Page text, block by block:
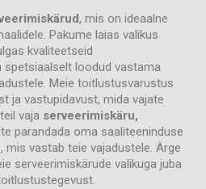
, mis on ideaalne
Pakume laias valikus
kvaliteetseid
spetsiaalselt loodud vastama
Meie toitlustusvarustus
ja vastupidavust, mida vajate
vaja serveerimiskäru,
parandada oma saaliteeninduse
vastab teie vajadustele. Ärge
serveerimiskärude valikuga juba